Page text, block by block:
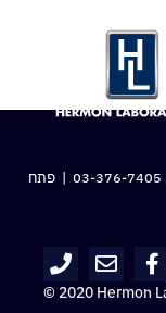
03-376-7405 | פתח
© 2020 Hermon